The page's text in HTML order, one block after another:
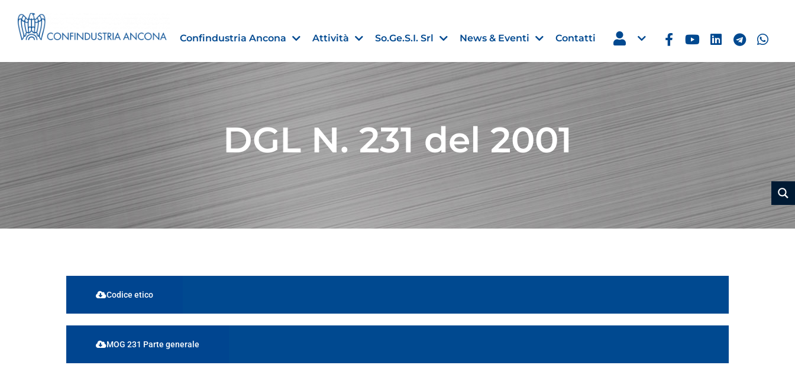
Confindustria Ancona Attività So.Ge.S.I. Srl News & Eventi
Importazioni dagli Stati Uniti nell’UE:
novità sulle prove di origine non
preferenziale
Finanza agevolata
“PMI, Industria e Incentivi alle Imprese
”
Leggi →
Estero
Filippine: missione
Manila, 5-7 ottobre 2026
Contatti
DGL N. 231 del 2001
Codice etico
MOG 231 Parte generale